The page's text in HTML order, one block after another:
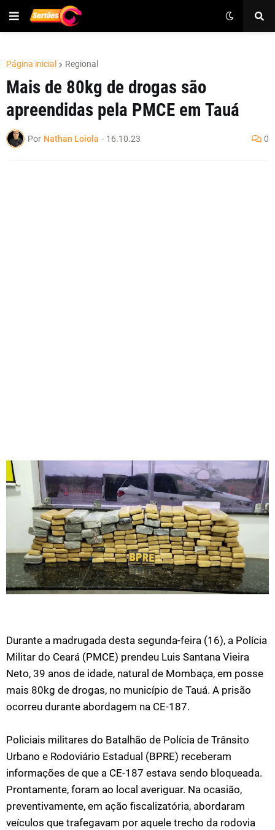
Página inicial Regional
Mais de 80kg de drogas são
apreendidas pela PMCE em Tauá
Por Nathan Loiola - 16.10.23 0
Durante a madrugada desta segunda-feira (16), a Polícia
Militar do Ceará (PMCE) prendeu Luis Santana Vieira
Neto, 39 anos de idade, natural de Mombaça, em posse
mais 80kg de drogas, no município de Tauá. A prisão
ocorreu durante abordagem na CE-187.
Policiais militares do Batalhão de Polícia de Trânsito
Urbano e Rodoviário Estadual (BPRE) receberam
informações de que a CE-187 estava sendo bloqueada.
Prontamente, foram ao local averiguar. Na ocasião,
preventivamente, em ação fiscalizatória, abordaram
veículos que trafegavam por aquele trecho da rodovia